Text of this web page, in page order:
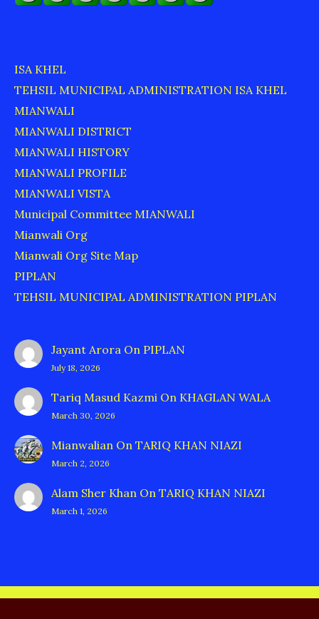
ISA KHEL
TEHSIL MUNICIPAL ADMINISTRATION ISA KHEL
MIANWALI
MIANWALI DISTRICT
MIANWALI HISTORY
MIANWALI PROFILE
MIANWALI VISTA
Municipal Committee MIANWALI
Mianwali Org
Mianwali Org Site Map
PIPLAN
TEHSIL MUNICIPAL ADMINISTRATION PIPLAN
Jayant Arora On PIPLAN
July 18, 2026
Tariq Masud Kazmi On KHAGLAN WALA
March 30, 2026
Mianwalian On TARIQ KHAN NIAZI
March 2, 2026
Alam Sher Khan On TARIQ KHAN NIAZI
March 1, 2026